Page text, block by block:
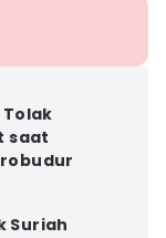
Tolak
saat
Suriah